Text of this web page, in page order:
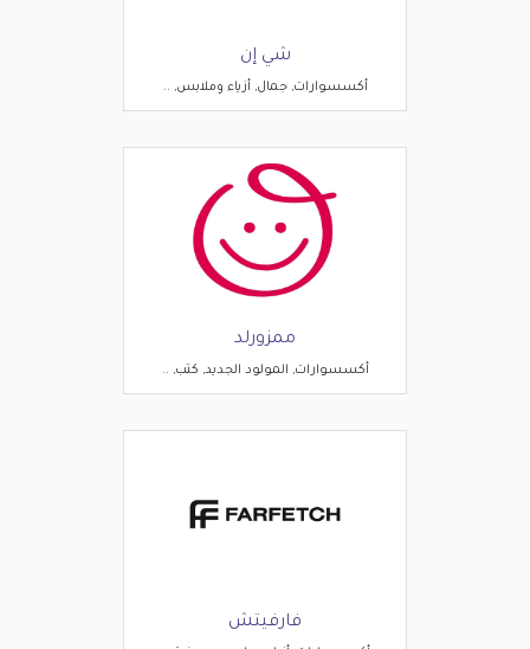
شي إن
أكسسوارات, جمال, أزياء وملابس, ..
ممزورلد
أكسسوارات, المولود الجديد, كتب, ..
فارفيتش